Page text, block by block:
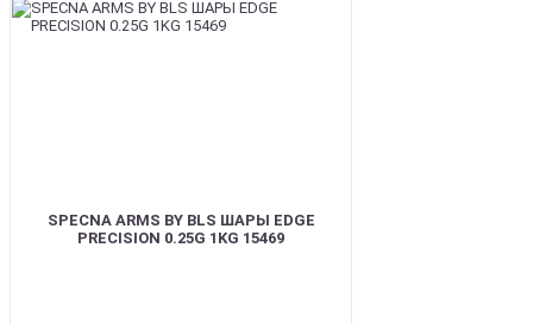
SPECNA ARMS BY BLS ШАРЫ EDGE
PRECISION 0.25G 1KG 15469